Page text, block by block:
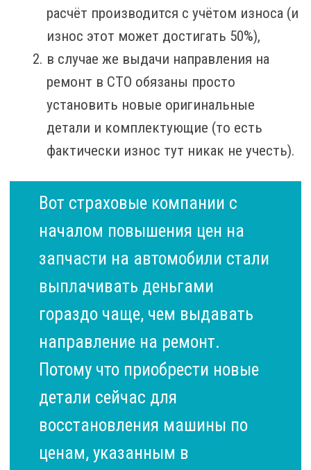
расчёт производится с учётом износа (и
износ этот может достигать 50%),
в случае же выдачи направления на
ремонт в СТО обязаны просто
установить новые оригинальные
детали и комплектующие (то есть
фактически износ тут никак не учесть).
Вот страховые компании с
началом повышения цен на
запчасти на автомобили стали
выплачивать деньгами
гораздо чаще, чем выдавать
направление на ремонт.
Потому что приобрести новые
детали сейчас для
восстановления машины по
ценам, указанным в